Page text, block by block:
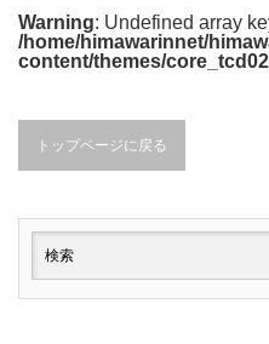
Warning: Undefined array
/home/himawarinnet/
content/themes/
トップページに戻る